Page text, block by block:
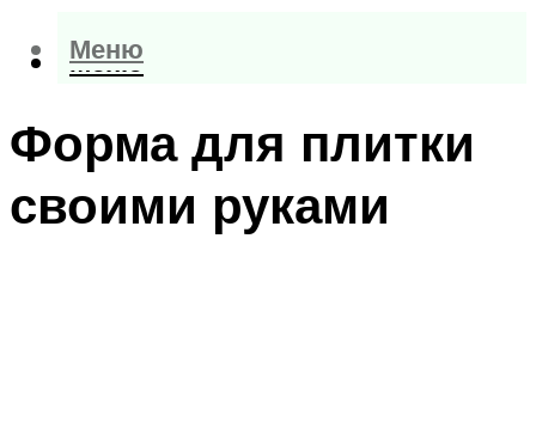
Меню
Меню
Форма для плитки
своими руками